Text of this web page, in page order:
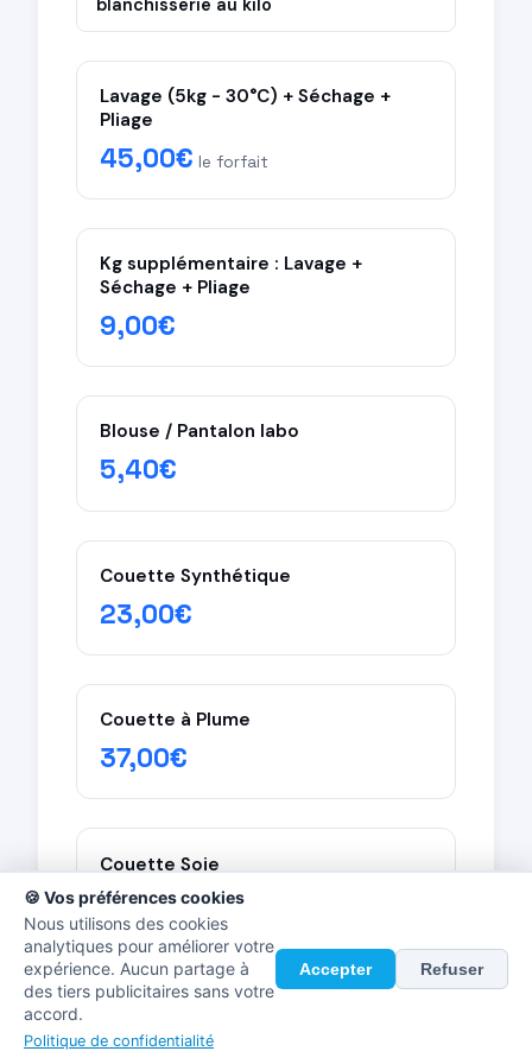
blanchisserie au kilo
✓ Inclus dans la blanchisserie au kilo
T-shirts & polos
Chaussettes
× Exclus (traitement spécial)
Textiles délicats (soie, laine fine)
Articles tachés (supplément)
spécifique
Lavage (5kg - 30°C) + Séchage +
Pliage
45,00€ le forfait
Kg supplémentaire : Lavage +
Séchage + Pliage
9,00€
Blouse / Pantalon labo
5,40€
Couette Synthétique
23,00€
Couette à Plume
37,00€
Couette Soie
45,00€
8,00€
🍪 Vos préférences cookies
Nous utilisons des cookies
analytiques pour améliorer votre
expérience. Aucun partage à
des tiers publicitaires sans votre
accord.
Politique de confidentialité
Accepter Refuser